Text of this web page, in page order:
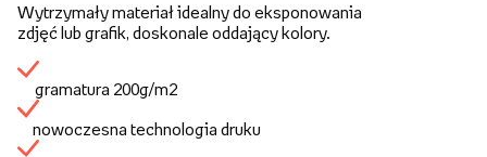
Wytrzymały materiał idealny do eksponowania
zdjęć lub grafik, doskonale oddający kolory.
gramatura 200g/m2
nowoczesna technologia druku